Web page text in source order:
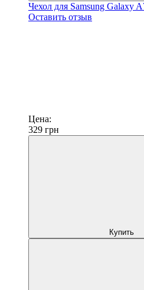
Чехол для Samsung Galaxy
Оставить отзыв
Цена:
329 грн
Купить